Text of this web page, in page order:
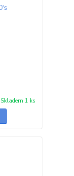
Skladem 1 ks